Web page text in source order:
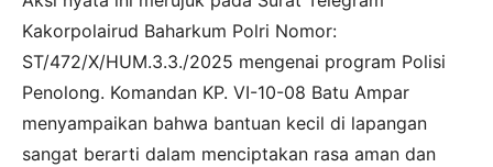
Kakorpolairud Baharkum Polri Nomor:
ST/472/X/HUM.3.3./2025 mengenai program Polisi
Penolong. Komandan KP. VI-10-08 Batu Ampar
menyampaikan bahwa bantuan kecil di lapangan
sangat berarti dalam menciptakan rasa aman dan